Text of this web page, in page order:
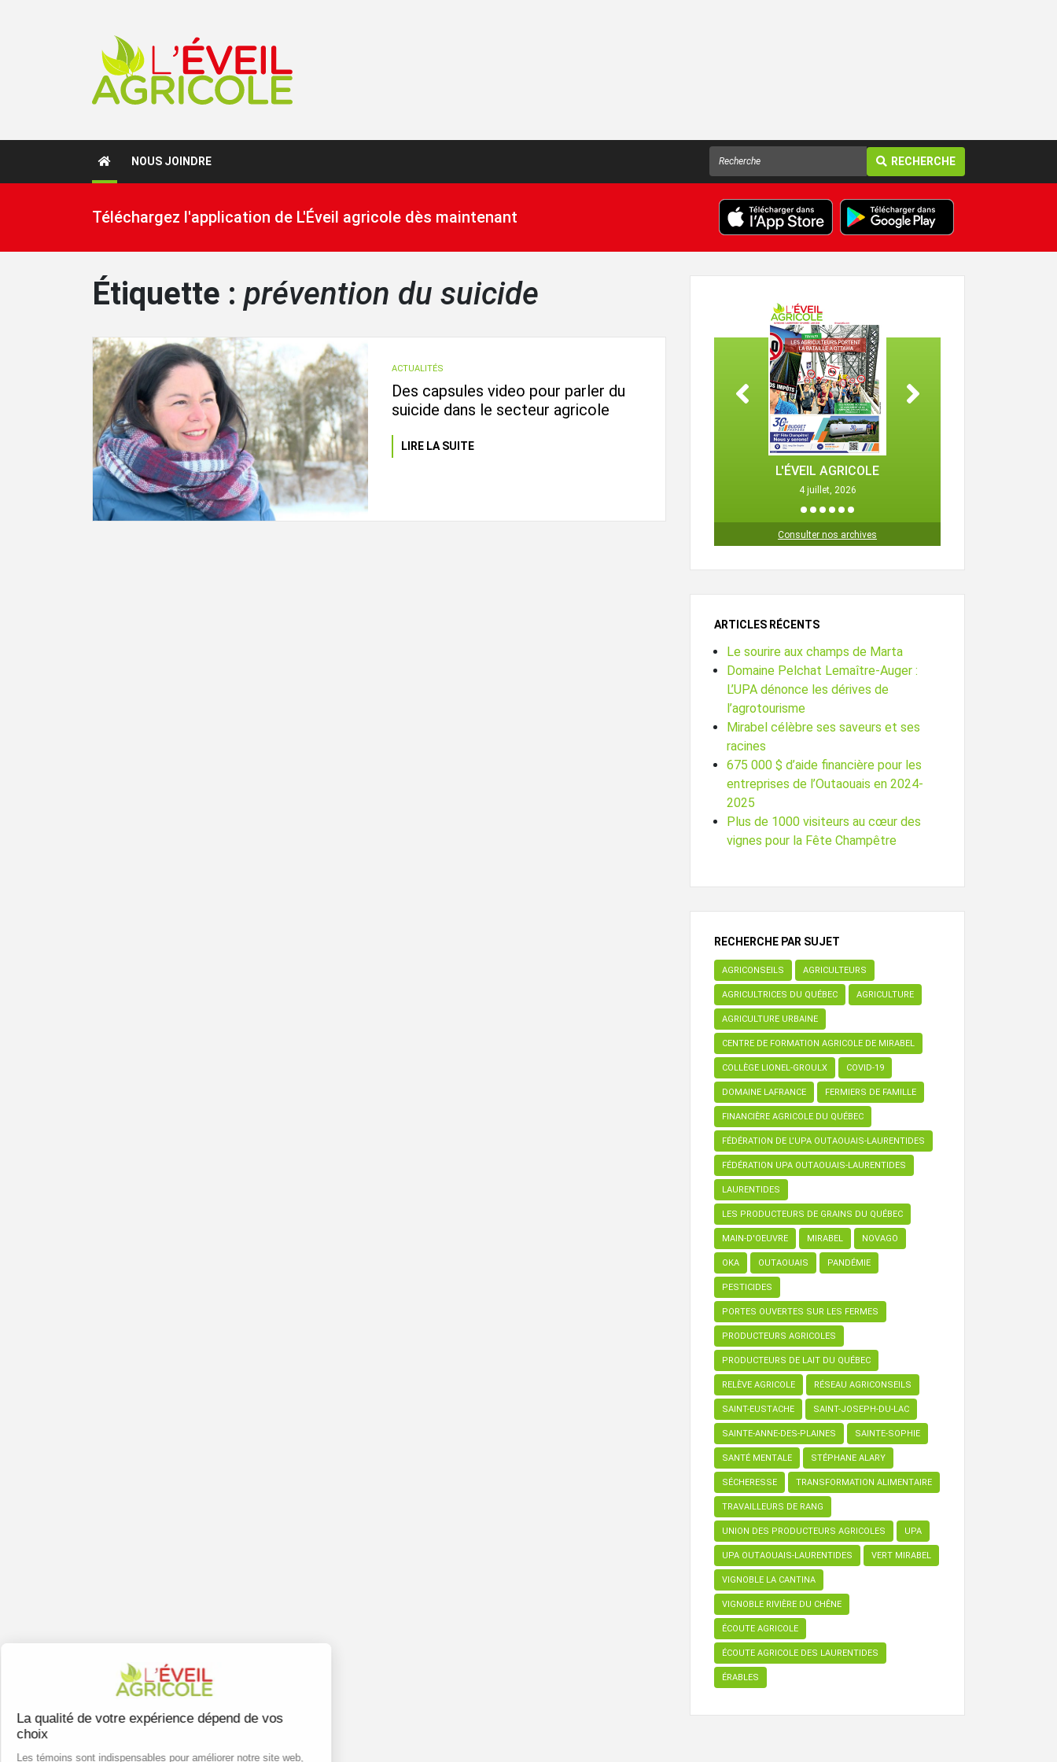
NOUS JOINDRE RECHERCHE
Téléchargez l'application de L'Éveil agricole dès maintenant
Étiquette : prévention du suicide
ACTUALITÉS
Des capsules video pour parler du
suicide dans le secteur agricole
LIRE LA SUITE
L'ÉVEIL AGRICOLE
4 juillet, 2026
1 2 3 4 5
Consulter nos archives
ARTICLES RÉCENTS
Le sourire aux champs de Marta
Domaine Pelchat Lemaître-Auger :
L’UPA dénonce les dérives de
l’agrotourisme
Mirabel célèbre ses saveurs et ses
racines
675 000 $ d’aide financière pour les
entreprises de l’Outaouais en 2024-
2025
Plus de 1000 visiteurs au cœur des
vignes pour la Fête Champêtre
RECHERCHE PAR SUJET
AGRICONSEILS AGRICULTEURS
AGRICULTRICES DU QUÉBEC AGRICULTURE
AGRICULTURE URBAINE
CENTRE DE FORMATION AGRICOLE DE MIRABEL
COLLÈGE LIONEL-GROULX COVID-19
DOMAINE LAFRANCE FERMIERS DE FAMILLE
FINANCIÈRE AGRICOLE DU QUÉBEC
FÉDÉRATION DE L’UPA OUTAOUAIS-LAURENTIDES
FÉDÉRATION UPA OUTAOUAIS-LAURENTIDES
LAURENTIDES
LES PRODUCTEURS DE GRAINS DU QUÉBEC
MAIN-D'OEUVRE MIRABEL NOVAGO
OKA OUTAOUAIS PANDÉMIE
PESTICIDES
PORTES OUVERTES SUR LES FERMES
PRODUCTEURS AGRICOLES
PRODUCTEURS DE LAIT DU QUÉBEC
RELÈVE AGRICOLE RÉSEAU AGRICONSEILS
SAINT-EUSTACHE SAINT-JOSEPH-DU-LAC
SAINTE-ANNE-DES-PLAINES SAINTE-SOPHIE
SANTÉ MENTALE STÉPHANE ALARY
SÉCHERESSE TRANSFORMATION ALIMENTAIRE
TRAVAILLEURS DE RANG
UNION DES PRODUCTEURS AGRICOLES UPA
UPA OUTAOUAIS-LAURENTIDES VERT MIRABEL
VIGNOBLE LA CANTINA
VIGNOBLE RIVIÈRE DU CHÊNE
ÉCOUTE AGRICOLE
ÉCOUTE AGRICOLE DES LAURENTIDES
ÉRABLES